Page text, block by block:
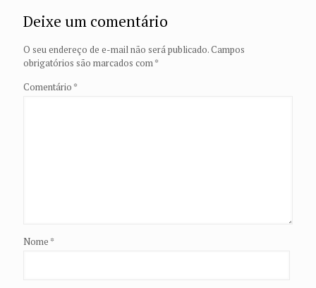
Deixe um comentário
O seu endereço de e-mail não será publicado.Campos
obrigatórios são marcados com*
Comentário *
Nome *